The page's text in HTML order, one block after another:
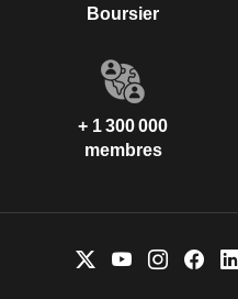
Boursier
+ 1 300 000
membres